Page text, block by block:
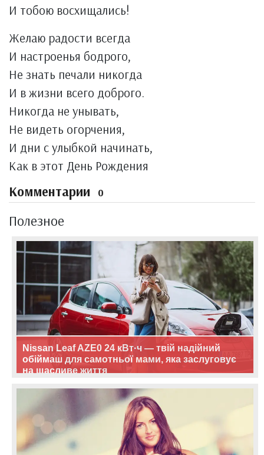
И тобою восхищались!
Желаю радости всегда
И настроенья бодрого,
Не знать печали никогда
И в жизни всего доброго.
Никогда не унывать,
Не видеть огорчения,
И дни с улыбкой начинать,
Как в этот День Рождения
Комментарии 0
Полезное
Nissan Leaf AZE0 24 кВт·ч — твій надійний
обіймаш для самотньої мами, яка заслуговує
на щасливе життя